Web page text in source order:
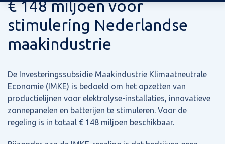
€ 148 miljoen voor
stimulering Nederlandse
maakindustrie
De Investeringssubsidie Maakindustrie Klimaatneutrale
Economie (IMKE) is bedoeld om het opzetten van
productielijnen voor elektrolyse-installaties, innovatieve
zonnepanelen en batterijen te stimuleren. Voor de
regeling is in totaal € 148 miljoen beschikbaar.